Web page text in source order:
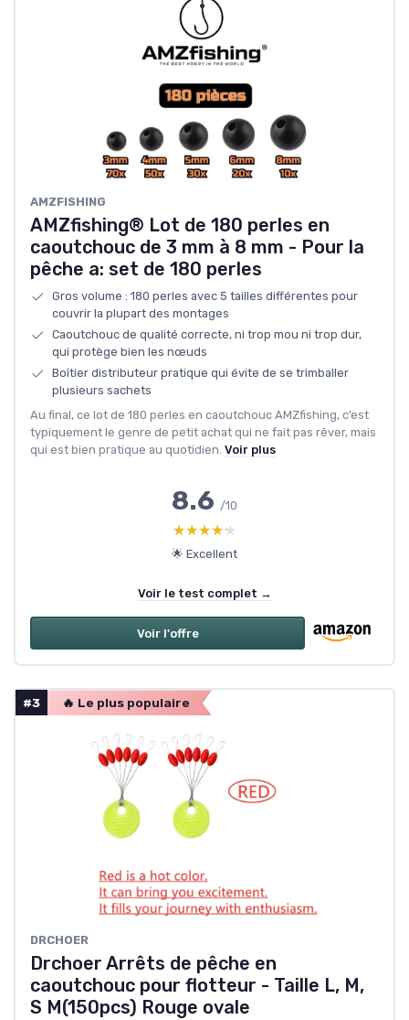
‎AMZFISHING
AMZfishing® Lot de 180 perles en
caoutchouc de 3 mm à 8 mm - Pour la
pêche a: set de 180 perles
Gros volume : 180 perles avec 5 tailles différentes pour
couvrir la plupart des montages
Caoutchouc de qualité correcte, ni trop mou ni trop dur,
qui protège bien les nœuds
Boîtier distributeur pratique qui évite de se trimballer
plusieurs sachets
Au final, ce lot de 180 perles en caoutchouc AMZfishing, c’est
typiquement le genre de petit achat qui ne fait pas rêver, mais
qui est bien pratique au quotidien. Voir plus
8.6 /10
★★★★★
★★★★★
🌟 Excellent
Voir le test complet →
Voir l'offre
#3 🔥 Le plus populaire
DRCHOER
Drchoer Arrêts de pêche en
caoutchouc pour flotteur - Taille L, M,
S M(150pcs) Rouge ovale